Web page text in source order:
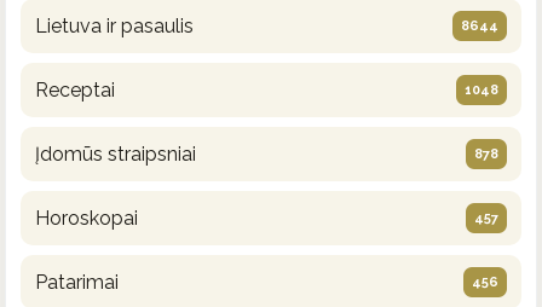
Lietuva ir pasaulis 8644
Receptai 1048
Įdomūs straipsniai 878
Horoskopai 457
Patarimai 456